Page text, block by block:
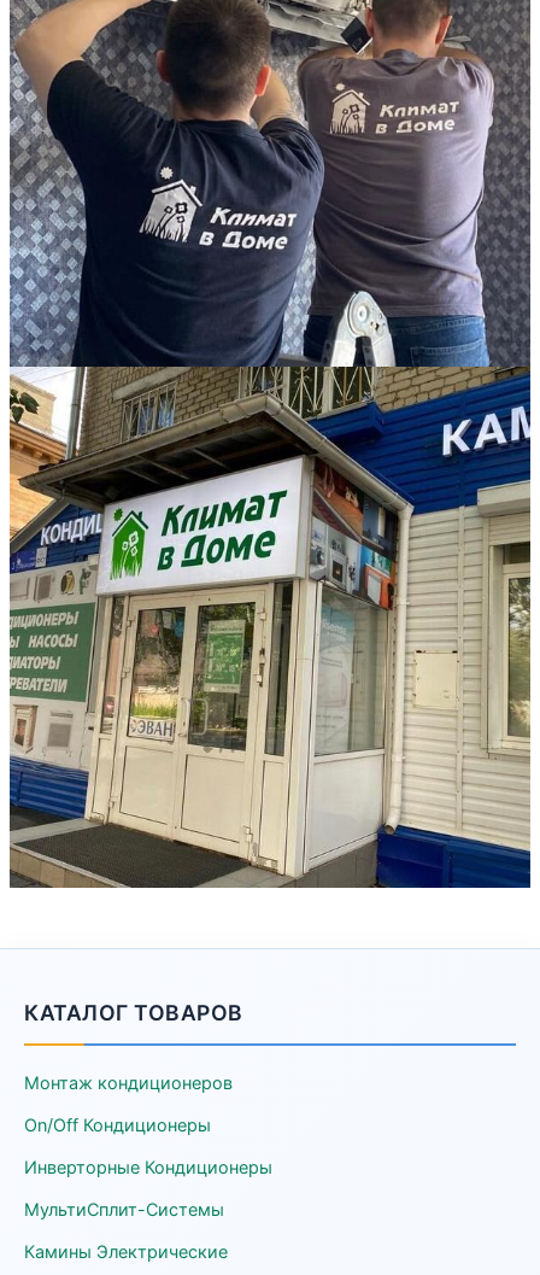
КАТАЛОГ ТОВАРОВ
Монтаж кондиционеров
On/Off Кондиционеры
Инверторные Кондиционеры
МультиСплит-Системы
Камины Электрические